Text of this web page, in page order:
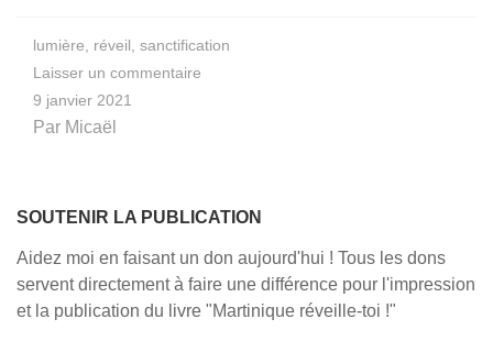
lumière réveil sanctification
Laisser un commentaire
!
Méditation
N°1
9 janvier 2021
Par Micaël
SOUTENIR LA PUBLICATION
Aidez moi en faisant un don aujourd'hui ! Tous les dons
servent directement à faire une différence pour l'impression
et la publication du livre "Martinique réveille-toi !"